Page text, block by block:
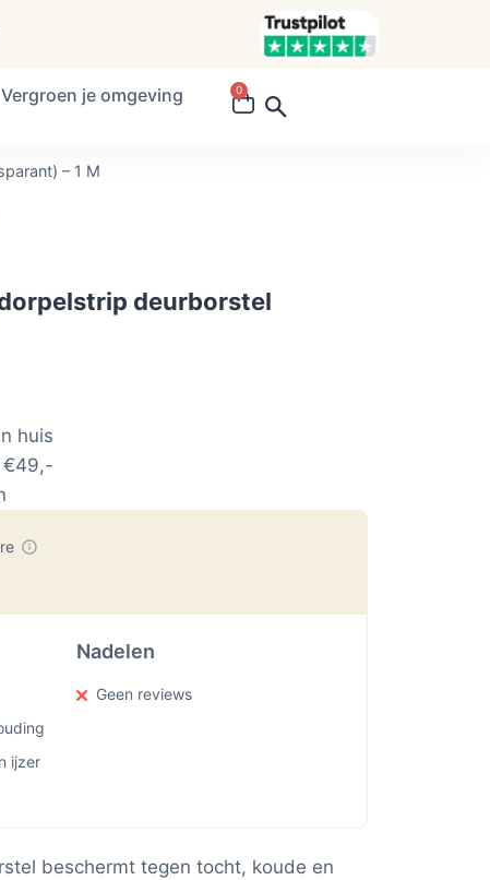
Vergroen je omgeving 0
– 1 M
deurborstel
huis
€49,-
ijzer
Nadelen
Geen reviews
beschermt tegen tocht, koude en